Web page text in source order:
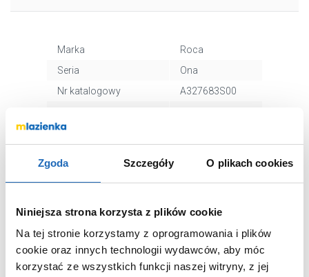
Zgoda Szczegóły O plikach cookies
Niniejsza strona korzysta z plików cookie
Na tej stronie korzystamy z oprogramowania i plików
cookie oraz innych technologii wydawców, aby móc
korzystać ze wszystkich funkcji naszej witryny, z jej
Marka
Roca
Seria
Ona
Nr katalogowy
A327683S00
Krótszy bok
Kolor
biały
Materiał
ceramika
Powłoka ochronna
tak